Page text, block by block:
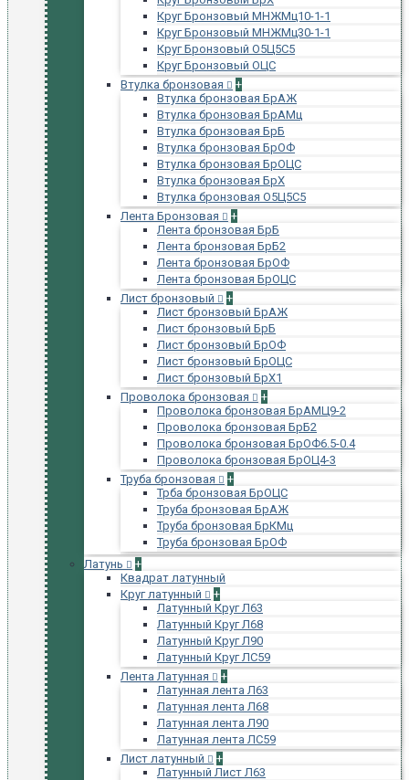
Круг Бронзовый МНЖМц10-1-1
Круг Бронзовый МНЖМц30-1-1
Круг Бронзовый О5Ц5С5
Круг Бронзовый ОЦС
Втулка бронзовая
+
Втулка бронзовая БрАЖ
Втулка бронзовая БрАМц
Втулка бронзовая БрБ
Втулка бронзовая БрОФ
Втулка бронзовая БрОЦС
Втулка бронзовая БрХ
Втулка бронзовая О5Ц5С5
Лента Бронзовая
+
Лента бронзовая БрБ
Лента бронзовая БрБ2
Лента бронзовая БрОФ
Лента бронзовая БрОЦС
Лист бронзовый
+
Лист бронзовый БрАЖ
Лист бронзовый БрБ
Лист бронзовый БрОФ
Лист бронзовый БрОЦС
Лист бронзовый БрХ1
Проволока бронзовая
+
Проволока бронзовая БрАМЦ9-2
Проволока бронзовая БрБ2
Проволока бронзовая БрОФ6.5-0.4
Проволока бронзовая БрОЦ4-3
Труба бронзовая
+
Трба бронзовая БрОЦС
Труба бронзовая БрАЖ
Труба бронзовая БрКМц
Труба бронзовая БрОФ
Латунь
+
Квадрат латунный
Круг латунный
+
Латунный Круг Л63
Латунный Круг Л68
Латунный Круг Л90
Латунный Круг ЛС59
Лента Латунная
+
Латунная лента Л63
Латунная лента Л68
Латунная лента Л90
Латунная лента ЛС59
Лист латунный
+
Латунный Лист Л63